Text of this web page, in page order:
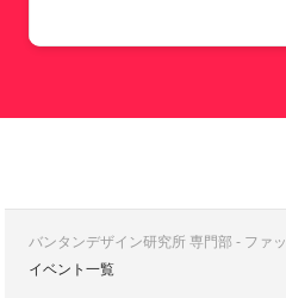
バンタンデザイン研究所 専門部 - ファ
イベント一覧